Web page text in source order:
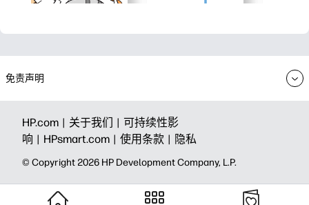
免责声明
HP.com | 关于我们 | 可持续性影
响 | HPsmart.com | 使用条款 | 隐私
© Copyright 2026 HP Development Company, L.P.